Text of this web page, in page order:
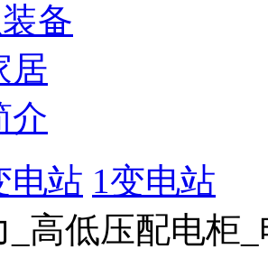
备
居
介
电站 1变电站
_高低压配电柜